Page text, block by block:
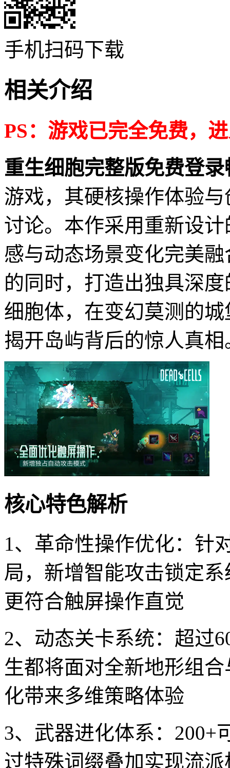
手机扫码下载
相关介绍
PS：游戏已完全免费，
重生细胞完整版免费登录
游戏，其硬核操作体验
讨论。本作采用重新设
感与动态场景变化完美
的同时，打造出独具深
细胞体，在变幻莫测的
揭开岛屿背后的惊人真相
核心特色解析
1、革命性操作优化：针
局，新增智能攻击锁定
更符合触屏操作直觉
2、动态关卡系统：超过
生都将面对全新地形组
化带来多维策略体验
3、武器进化体系：200+
过特殊词缀叠加实现流